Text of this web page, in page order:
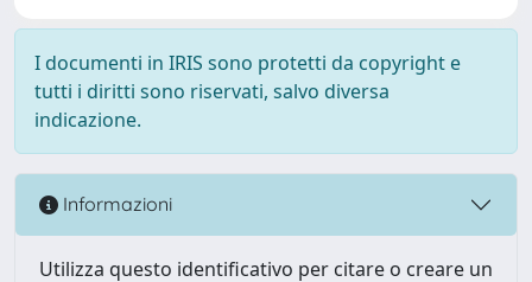
I documenti in IRIS sono protetti da copyright e
tutti i diritti sono riservati, salvo diversa
indicazione.
Informazioni
Utilizza questo identificativo per citare o creare un